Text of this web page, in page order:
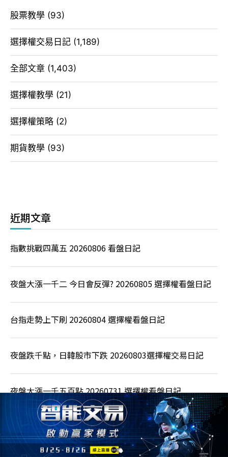
股票教學 (93)
選擇權交易日記 (1,189)
全部文章 (1,403)
選擇權教學 (21)
選擇權策略 (2)
期貨教學 (93)
近期文章
指數挑戰四萬五 20260806 看盤日記
夜盤大漲一千二 今日會反彈? 20260805 選擇權看盤日記
台指走勢上下刷 20260804 選擇權看盤日記
夜盤跌千點，日韓股市下跌 20260803選擇權交易日記
夜盤大漲一千五百點 20260731 選擇權看盤日記